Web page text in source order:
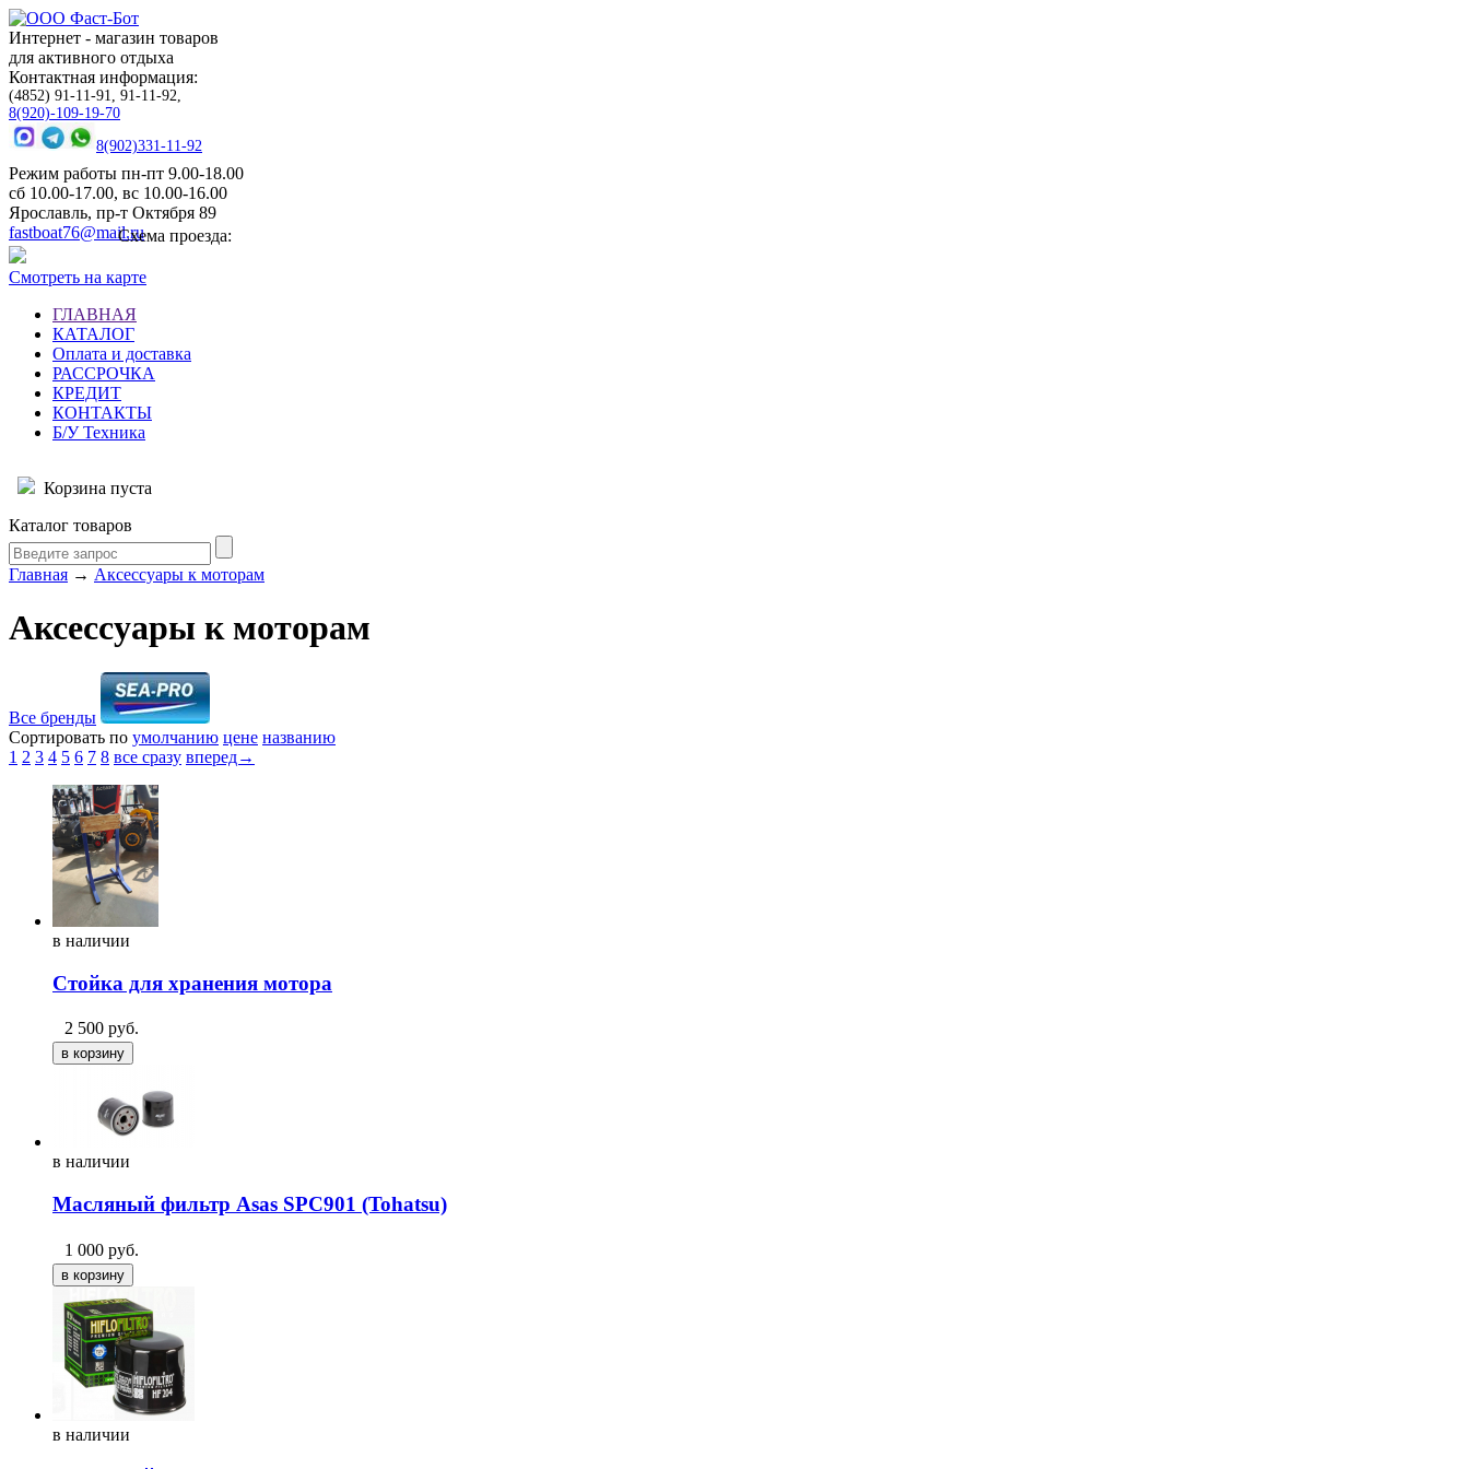
Интернет - магазин товаров
для активного отдыха
Контактная информация:
(4852) 91-11-91, 91-11-92,
8(920)-109-19-70
8(902)331-11-92
Режим работы пн-пт 9.00-18.00
сб 10.00-17.00, вс 10.00-16.00
Ярославль, пр-т Октября 89
fastboat76@mail.ruСхема проезда:
Смотреть на карте
ГЛАВНАЯ
КАТАЛОГ
Оплата и доставка
РАССРОЧКА
КРЕДИТ
КОНТАКТЫ
Б/У Техника
Корзина пуста
Каталог товаров
Главная → Аксессуары к моторам
Аксессуары к моторам
Все бренды
Сортировать по умолчанию цене названию
1 2 3 4 5 6 7 8 все сразу вперед→
в наличии
Стойка для хранения мотора
2 500 руб.
в наличии
Масляный фильтр Asas SPC901 (Tohatsu)
1 000 руб.
в наличии